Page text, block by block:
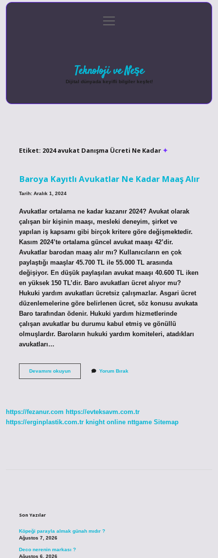
Gizlilik Politikası
menüyü
aç
Teknoloji ve Neşe
Dijital dünyada keyifli bilgiler keşfet!
Etiket: 2024 avukat Danışma Ücreti Ne Kadar
Baroya Kayıtlı Avukatlar Ne Kadar Maaş Alır
Tarih: Aralık 1, 2024
Avukatlar ortalama ne kadar kazanır 2024? Avukat olarak
çalışan bir kişinin maaşı, mesleki deneyim, şirket ve
yapılan iş kapsamı gibi birçok kritere göre değişmektedir.
Kasım 2024’te ortalama güncel avukat maaşı 42’dir.
Avukatlar barodan maaş alır mı? Kullanıcıların en çok
paylaştığı maaşlar 45.700 TL ile 55.000 TL arasında
değişiyor. En düşük paylaşılan avukat maaşı 40.600 TL iken
en yüksek 150 TL’dir. Baro avukatları ücret alıyor mu?
Hukuki yardım avukatları ücretsiz çalışmazlar. Asgari ücret
düzenlemelerine göre belirlenen ücret, söz konusu avukata
Baro tarafından ödenir. Hukuki yardım hizmetlerinde
çalışan avukatlar bu durumu kabul etmiş ve gönüllü
olmuşlardır. Baroların hukuki yardım komiteleri, atadıkları
avukatları…
Devamını okuyunBaroya
Alır
Yorum Bırak
https://fezanur.com https://evteksavm.com.tr
https://erginplastik.com.tr knight online nttgame Sitemap
Son Yazılar
Köpeği parayla almak günah mıdır ?
Ağustos 7, 2026
Deco nerenin markası ?
Ağustos 6, 2026